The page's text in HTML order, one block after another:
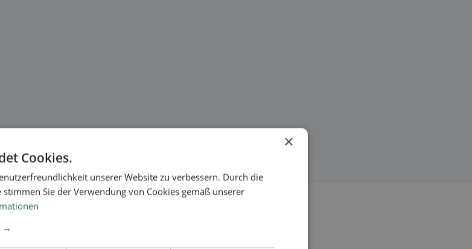
×
Cookies.
unserer Website zu verbessern. Durch die
Sie der Verwendung von Cookies gemäß unserer
→